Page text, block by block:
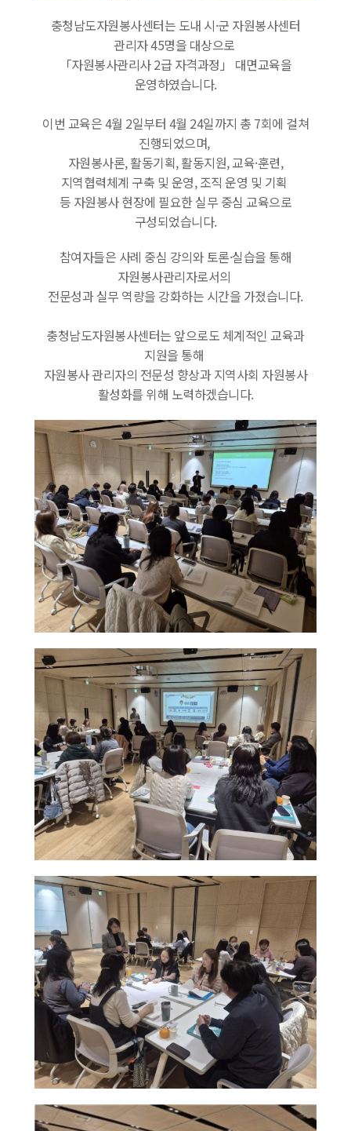
충청남도자원봉사센터는 도내 시·군 자원봉사센터
관리자 45명을 대상으로
「자원봉사관리사 2급 자격과정」 대면교육을
운영하였습니다.
이번 교육은 4월 2일부터 4월 24일까지 총 7회에 걸쳐
진행되었으며,
자원봉사론, 활동기획, 활동지원, 교육·훈련,
지역협력체계 구축 및 운영, 조직 운영 및 기획
등 자원봉사 현장에 필요한 실무 중심 교육으로
구성되었습니다.
참여자들은 사례 중심 강의와 토론·실습을 통해
자원봉사관리자로서의
전문성과 실무 역량을 강화하는 시간을 가졌습니다.
충청남도자원봉사센터는 앞으로도 체계적인 교육과
지원을 통해
자원봉사 관리자의 전문성 향상과 지역사회 자원봉사
활성화를 위해 노력하겠습니다.